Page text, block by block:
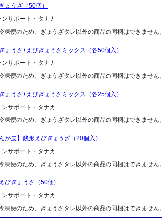
ょうざ（50個）
サポート・タナカ
凍便のため、ぎょうざタレ以外の商品の同梱はできません。
ょうざ+えびぎょうざミックス（各50個入）
サポート・タナカ
凍便のため、ぎょうざタレ以外の商品の同梱はできません。
ょうざ+えびぎょうざミックス（各25個入）
サポート・タナカ
凍便のため、ぎょうざタレ以外の商品の同梱はできません。
が皮】銭形えびぎょうざ（20個入）
サポート・タナカ
凍便のため、ぎょうざタレ以外の商品の同梱はできません。
びぎょうざ（50個）
サポート・タナカ
凍便のため、ぎょうざタレ以外の商品の同梱はできません。